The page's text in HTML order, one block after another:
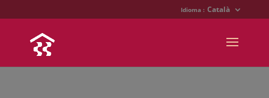
Idioma : Català